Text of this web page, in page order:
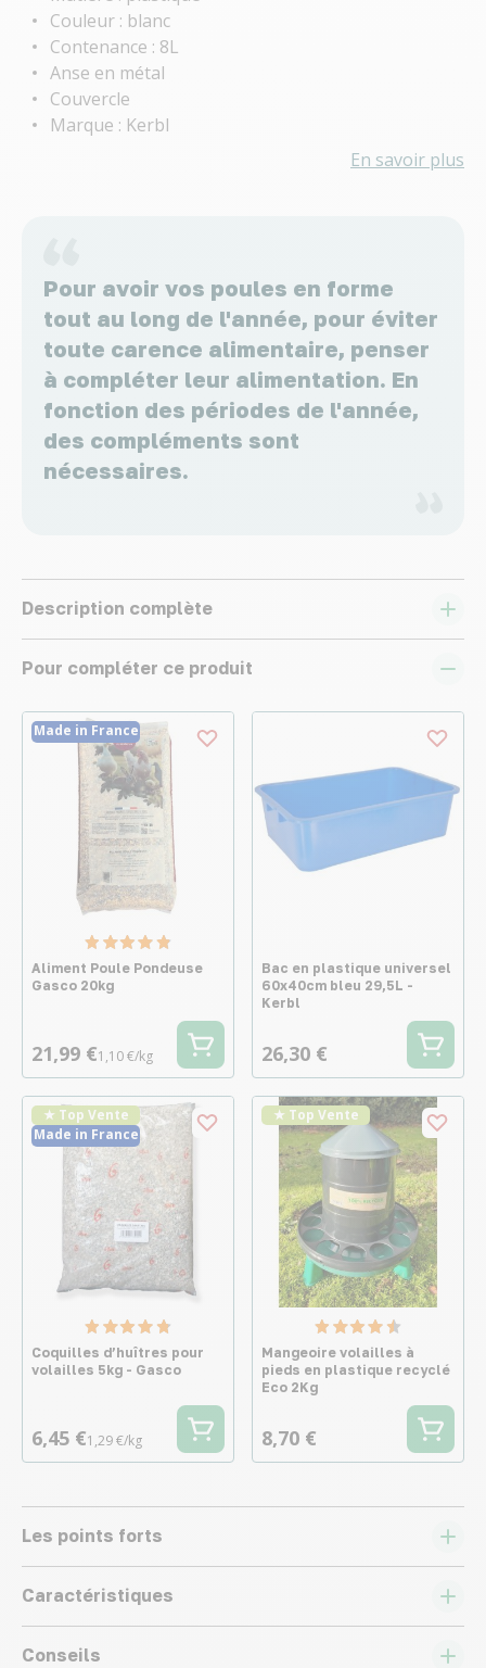
Couleur : blanc
Contenance : 8L
Anse en métal
Couvercle
Marque : Kerbl
En savoir plus
Pour avoir vos poules en forme
tout au long de l'année, pour éviter
toute carence alimentaire, penser
à compléter leur alimentation. En
fonction des périodes de l'année,
des compléments sont
nécessaires.
Description complète
Pour compléter ce produit
Made in France
Aliment Poule Pondeuse
Gasco 20kg
21,99 €1,10 €/kg
Bac en plastique universel
60x40cm bleu 29,5L -
Kerbl
26,30 €
★ Top Vente
Made in France
Coquilles d’huîtres pour
volailles 5kg - Gasco
6,45 €1,29 €/kg
★ Top Vente
Mangeoire volailles à
pieds en plastique recyclé
Eco 2Kg
8,70 €
Les points forts
Caractéristiques
Conseils